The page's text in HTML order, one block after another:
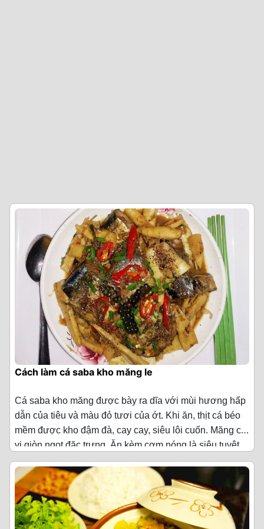
Cách làm cá saba kho măng le
Cá saba kho măng được bày ra dĩa với mùi hương hấp
dẫn của tiêu và màu đỏ tươi của ớt. Khi ăn, thịt cá béo
mềm được kho đậm đà, cay cay, siêu lôi cuốn. Măng có
vị giòn ngọt đặc trưng. Ăn kèm cơm nóng là siêu tuyệt
vời!
Nguyên liệu làm cá saba kho măng le(Cho 4 người
ăn)
· Măng le 400 g
· Cá saba 1 con (khoảng 400 - 500g)